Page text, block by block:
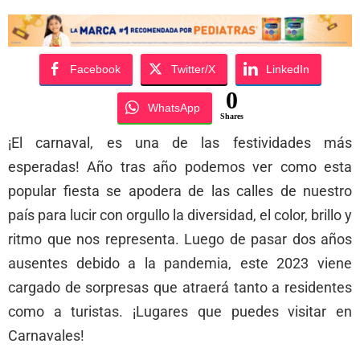
Facebook Twitter/X LinkedIn
WhatsApp 0
Shares
¡El carnaval, es una de las festividades más
esperadas! Año tras año podemos ver como esta
popular fiesta se apodera de las calles de nuestro
país para lucir con orgullo la diversidad, el color, brillo y
ritmo que nos representa. Luego de pasar dos años
ausentes debido a la pandemia, este 2023 viene
cargado de sorpresas que atraerá tanto a residentes
como a turistas. ¡Lugares que puedes visitar en
Carnavales!